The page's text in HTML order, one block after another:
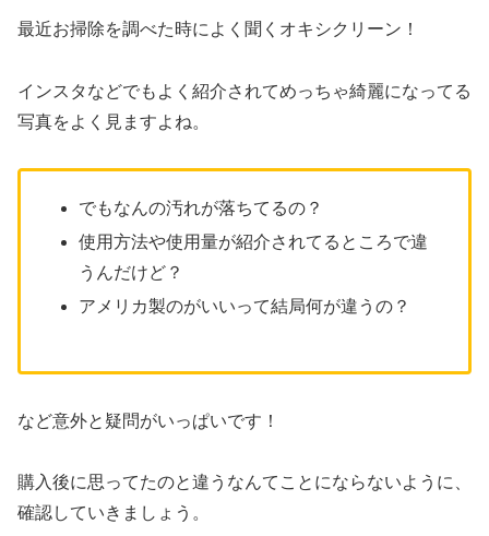
最近お掃除を調べた時によく聞くオキシクリーン！
インスタなどでもよく紹介されてめっちゃ綺麗になってる
写真をよく見ますよね。
でもなんの汚れが落ちてるの？
使用方法や使用量が紹介されてるところで違
うんだけど？
アメリカ製のがいいって結局何が違うの？
など意外と疑問がいっぱいです！
購入後に思ってたのと違うなんてことにならないように、
確認していきましょう。